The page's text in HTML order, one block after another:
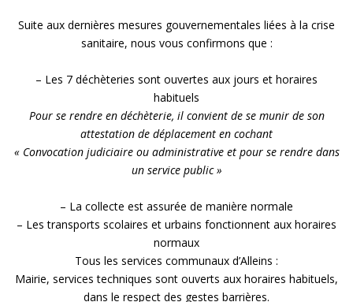
Suite aux dernières mesures gouvernementales liées à la crise
sanitaire, nous vous confirmons que :
– Les 7 déchèteries sont ouvertes aux jours et horaires
habituels
Pour se rendre en déchèterie, il convient de se munir de son
attestation de déplacement en cochant
« Convocation judiciaire ou administrative et pour se rendre dans
un service public »
– La collecte est assurée de manière normale
– Les transports scolaires et urbains fonctionnent aux horaires
normaux
Tous les services communaux d’Alleins :
Mairie, services techniques sont ouverts aux horaires habituels,
dans le respect des gestes barrières.